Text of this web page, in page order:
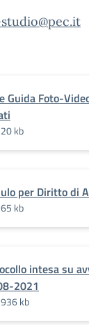
Guida Foto-
kb
per Diritto di
kb
intesa su
2021
kb